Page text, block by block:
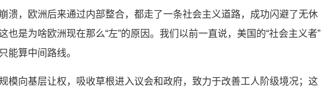
溃，欧洲后来通过内部整合，都走了一条社会主义道路，成功闪避了无休
也是为啥欧洲现在那么“左”的原因。我们以前一直说，美国的“社会主义者”
能算中间路线。
模向基层让权，吸收草根进入议会和政府，致力于改善工人阶级境况；这